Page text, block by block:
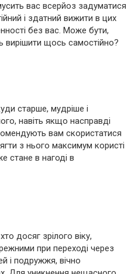
вас всерйоз задуматися
і здатний вижити в цих
без вас. Може бути,
вирішити щось самостійно?
старше, мудріше і
навіть якщо насправді
вам скористатися
з нього максимум користі
стане в нагоді в
досяг зрілого віку,
при переході через
і подружжя, вічно